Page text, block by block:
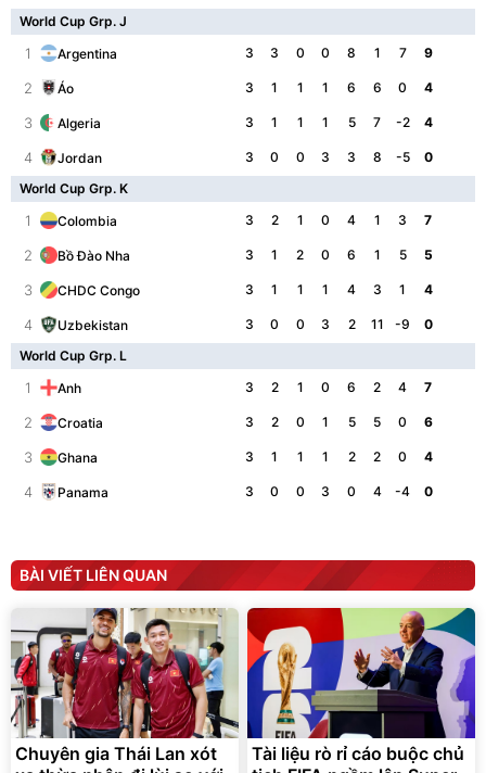
World Cup Grp. J
1 Argentina 3 3 0 0 8 1 7 9
2 Áo 3 1 1 1 6 6 0 4
3 Algeria 3 1 1 1 5 7 -2 4
4 Jordan 3 0 0 3 3 8 -5 0
World Cup Grp. K
1 Colombia 3 2 1 0 4 1 3 7
2 Bồ Đào Nha 3 1 2 0 6 1 5 5
3 CHDC Congo 3 1 1 1 4 3 1 4
4 Uzbekistan 3 0 0 3 2 11 -9 0
World Cup Grp. L
1 Anh 3 2 1 0 6 2 4 7
2 Croatia 3 2 0 1 5 5 0 6
3 Ghana 3 1 1 1 2 2 0 4
4 Panama 3 0 0 3 0 4 -4 0
BÀI VIẾT LIÊN QUAN
Chuyên gia Thái Lan xót
Tài liệu rò rỉ cáo buộc chủ